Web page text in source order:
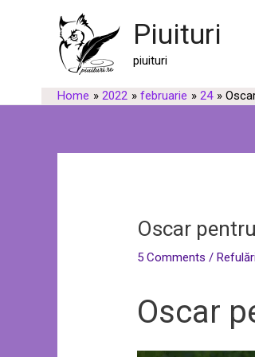
Piuituri
piuituri
Home 2022 februarie 24
Oscar
5 Comments /
Oscar
navigation